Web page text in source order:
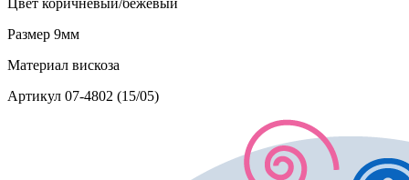
Цвет коричневый/бежевый
Размер 9мм
Материал вискоза
Артикул 07-4802 (15/05)